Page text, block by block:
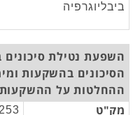
ביבליוגרפיה
השפעת נטילת סיכונים
הסיכונים בהשקעות
ההחלטות על
מק"ט